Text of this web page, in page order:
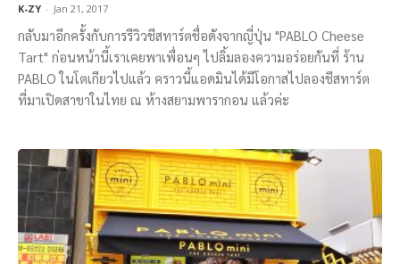
K-ZY - Jan 21, 2017
กลับมาอีกครั้งกับการรีวิวชีสทาร์ตชื่อดังจากญี่ปุ่น "PABLO Cheese
Tart" ก่อนหน้านี้เราเคยพาเพื่อนๆ ไปลิ้มลองความอร่อยกันที่ ร้าน
PABLO ในโตเกียวไปแล้ว คราวนี้แอดมินได้มีโอกาสไปลองชีสทาร์ต
ที่มาเปิดสาขาในไทย ณ ห้างสยามพารากอน แล้วค่ะ